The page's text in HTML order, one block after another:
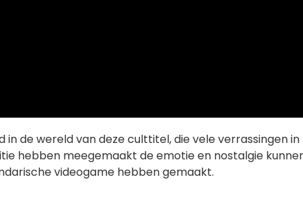
de wereld van deze culttitel, die vele verrassingen in
hebben meegemaakt de emotie en nostalgie
videogame hebben gemaakt.